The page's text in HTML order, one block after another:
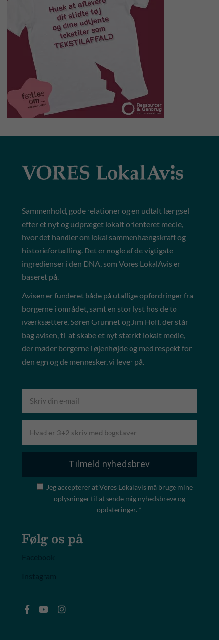
Sammenhold, gode relationer og en udtalt længsel
efter et nyt og udpræget lokalt orienteret medie,
hvor det handler om lokal sammenhængskraft og
historiefortælling. Det er nogle af de vigtigste
ingredienser i den DNA, som Vores LokalAvis er
baseret på.
Avisen er funderet både på utallige opfordringer fra
borgerne i området, samt en stor lyst hos de to
iværksættere, Søren Grunnet og Jim Hoff, der står
bag avisen, til at skabe et nyt stærkt lokalt medie,
der møder borgerne i øjenhøjde og med respekt for
den egn og de mennesker, vi lever på.
Jeg accepterer at Vores Lokalavis må bruge mine
oplysninger til at sende mig nyhedsbreve og
opdateringer. *
Følg os på